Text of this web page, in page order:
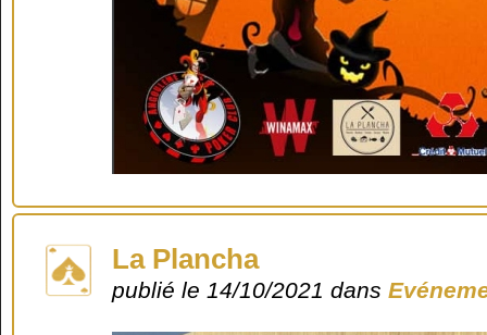
La Plancha
publié le 14/10/2021 dans